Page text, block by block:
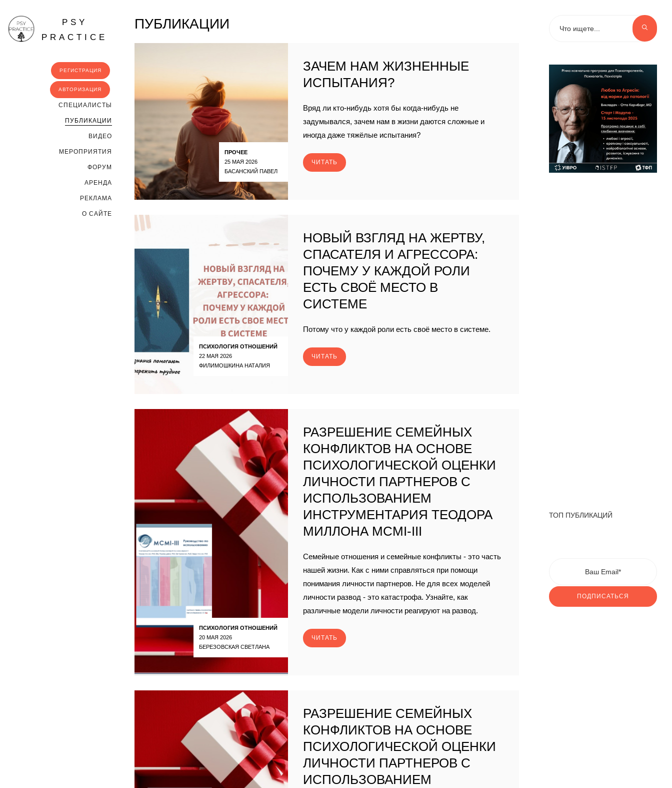
PSY
PRACTICE
РЕГИСТРАЦИЯ
АВТОРИЗАЦИЯ
CПЕЦИАЛИСТЫ
ПУБЛИКАЦИИ
ВИДЕО
МЕРОПРИЯТИЯ
ФОРУМ
АРЕНДА
РЕКЛАМА
О САЙТЕ
ПУБЛИКАЦИИ
ПРОЧЕЕ
25 МАЯ 2026
БАСАНСКИЙ ПАВЕЛ
ЗАЧЕМ НАМ ЖИЗНЕННЫЕ
ИСПЫТАНИЯ?
Вряд ли кто-нибудь хотя бы когда-нибудь не
задумывался, зачем нам в жизни даются сложные и
иногда даже тяжёлые испытания?
ЧИТАТЬ
ПСИХОЛОГИЯ ОТНОШЕНИЙ
22 МАЯ 2026
ФИЛИМОШКИНА НАТАЛИЯ
НОВЫЙ ВЗГЛЯД НА ЖЕРТВУ,
СПАСАТЕЛЯ И АГРЕССОРА:
ПОЧЕМУ У КАЖДОЙ РОЛИ
ЕСТЬ СВОЁ МЕСТО В
СИСТЕМЕ
Потому что у каждой роли есть своё место в системе.
ЧИТАТЬ
ПСИХОЛОГИЯ ОТНОШЕНИЙ
20 МАЯ 2026
БЕРЕЗОВСКАЯ СВЕТЛАНА
РАЗРЕШЕНИЕ СЕМЕЙНЫХ
КОНФЛИКТОВ НА ОСНОВЕ
ПСИХОЛОГИЧЕСКОЙ ОЦЕНКИ
ЛИЧНОСТИ ПАРТНЕРОВ С
ИСПОЛЬЗОВАНИЕМ
ИНСТРУМЕНТАРИЯ ТЕОДОРА
МИЛЛОНА MCMI-III
Семейные отношения и семейные конфликты - это часть
нашей жизни. Как с ними справляться при помощи
понимания личности партнеров. Не для всех моделей
личности развод - это катастрофа. Узнайте, как
различные модели личности реагируют на развод.
ЧИТАТЬ
РАЗРЕШЕНИЕ СЕМЕЙНЫХ
КОНФЛИКТОВ НА ОСНОВЕ
ПСИХОЛОГИЧЕСКОЙ ОЦЕНКИ
ЛИЧНОСТИ ПАРТНЕРОВ С
ИСПОЛЬЗОВАНИЕМ
ТОП ПУБЛИКАЦИЙ
ПОДПИСАТЬСЯ